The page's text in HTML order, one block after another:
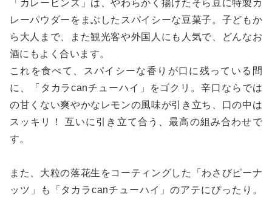
「カレービンズ」は、やわらかく揚げたそら豆に特製カ
レーパウダーをまぶしたスパイシーな豆菓子。子どもか
ら大人まで、また観光客や外国人にも人気で、どんなお
酒にもよく合います。
これを食べて、スパイシーな香りが口に残っている間
に、「タカラcanチューハイ」をゴクリ。辛口ならでは
の甘くない爽やかなレモンの風味が引き立ち、口の中は
スッキリ！ 互いに引き立て合う、最高の組み合わせで
す。
また、大粒の落花生をコーティングした「わさびピーナ
ッツ」も「タカラcanチューハイ」のアテにぴったり。